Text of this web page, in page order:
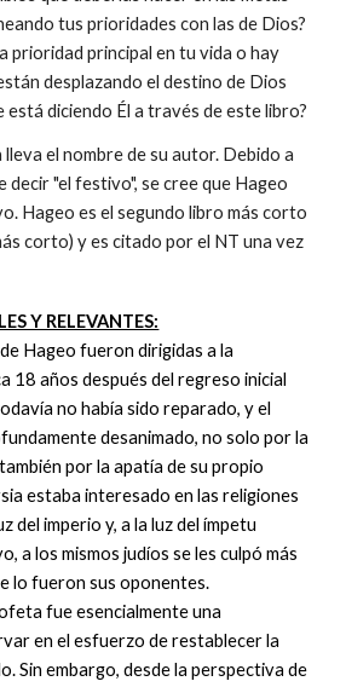
tus prioridades con las de Dios?
prioridad principal en tu vida o hay
desplazando el destino de Dios
está diciendo Él a través de este libro?
el nombre de su autor. Debido a
decir "el festivo", se cree que Hageo
Hageo es el segundo libro más corto
corto) y es citado por el NT una vez
Y RELEVANTES:
Hageo fueron dirigidas a la
18 años después del regreso inicial
no había sido reparado, y el
desanimado, no solo por la
por la apatía de su propio
estaba interesado en las religiones
del imperio y, a la luz del ímpetu
a los mismos judíos se les culpó más
lo fueron sus oponentes.
fue esencialmente una
en el esfuerzo de restablecer la
Sin embargo, desde la perspectiva de